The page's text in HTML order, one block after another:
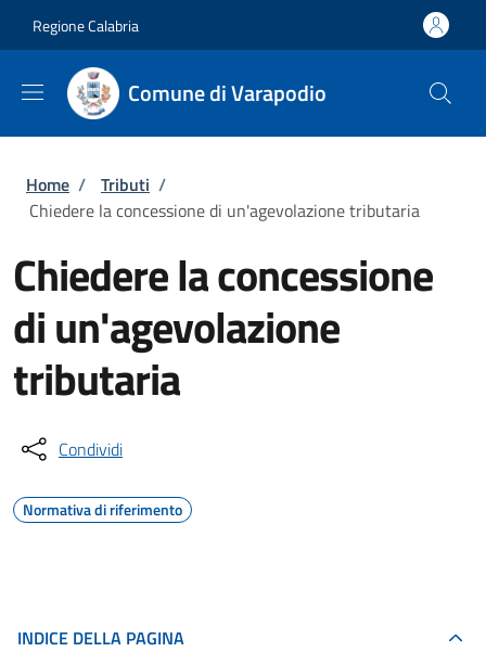
Regione Calabria
Comune di Varapodio
Briciole di pane
Home / Tributi /
Chiedere la concessione di un'agevolazione tributaria
Chiedere la concessione
di un'agevolazione
tributaria
Condividi
Normativa di riferimento
INDICE DELLA PAGINA